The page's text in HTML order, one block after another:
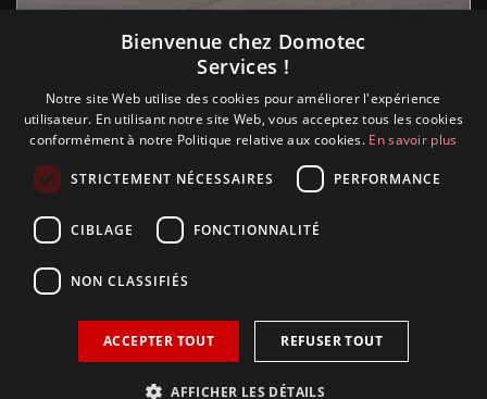
Suivez nous
droits sont réservés.
Bienvenue chez Domotec
Services !
Notre site Web utilise des cookies pour améliorer l'expérience
utilisateur. En utilisant notre site Web, vous acceptez tous les cookies
conformément à notre Politique relative aux cookies. En savoir plus
STRICTEMENT NÉCESSAIRES PERFORMANCE
CIBLAGE FONCTIONNALITÉ
NON CLASSIFIÉS
ACCEPTER TOUT REFUSER TOUT
AFFICHER LES DÉTAILS